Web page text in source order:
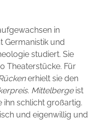
in
Germanistik und
studiert. Sie
Theaterstücke. Für
erhielt sie den
. Mittelbergeist
ihn schlicht großartig.
und eigenwillig und